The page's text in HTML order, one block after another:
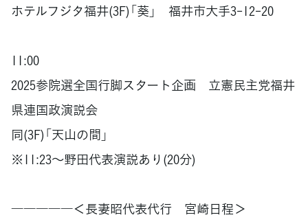
ホテルフジタ福井(3F)「葵」 福井市大手3-12-20
11:00
2025参院選全国行脚スタート企画 立憲民主党福井
県連国政演説会
同(3F)「天山の間」
※11:23～野田代表演説あり(20分)
―――――＜長妻昭代表代行 宮崎日程＞